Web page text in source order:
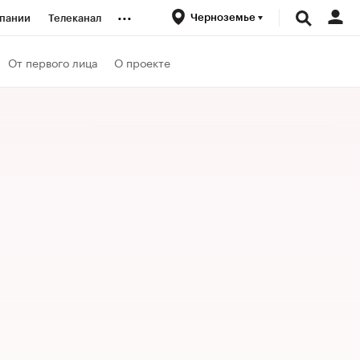
Телеканал ... Черноземье
От первого лица О проекте